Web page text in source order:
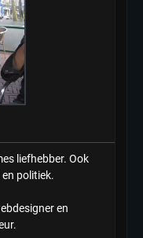
door Siem,
liefhebber. Ook
politiek.
en